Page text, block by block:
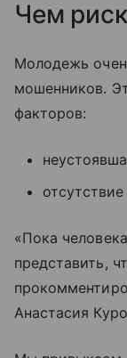
Чем
Молодежь
мошенников.
факторов:
«Пока
представить,
Анастасия